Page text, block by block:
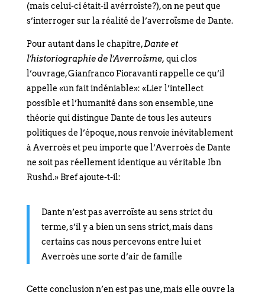
(mais celui-ci était-il avérroïste?), on ne peut que
s’interroger sur la réalité de l’averroïsme de Dante.
Pour autant dans le chapitre,Dante et
l’historiographie de l’Averroïsme, qui clos
l’ouvrage, Gianfranco Fioravanti rappelle ce qu’il
appelle «un fait indéniable»: «Lier l’intellect
possible et l’humanité dans son ensemble, une
théorie qui distingue Dante de tous les auteurs
politiques de l’époque, nous renvoie inévitablement
à Averroès et peu importe que l’Averroès de Dante
ne soit pas réellement identique au véritable Ibn
Rushd.» Bref ajoute-t-il:
Dante n’est pas averroïste au sens strict du
terme, s’il y a bien un sens strict, mais dans
certains cas nous percevons entre lui et
Averroès une sorte d’air de famille
Cette conclusion n’en est pas une, mais elle ouvre la